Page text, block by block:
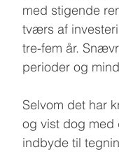
med stigende
tværs af
tre-fem år.
perioder og
Selvom det har
og vist dog med
indbyde til